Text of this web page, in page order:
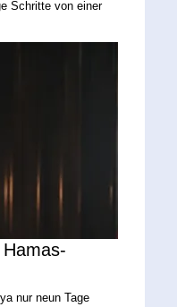
Schritte von einer
nur neun Tage